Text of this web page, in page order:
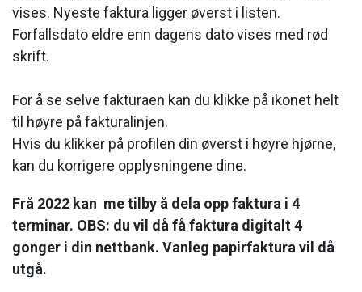
vises. Nyeste faktura ligger øverst i listen.
Forfallsdato eldre enn dagens dato vises med rød
skrift.
For å se selve fakturaen kan du klikke på ikonet helt
til høyre på fakturalinjen.
Hvis du klikker på profilen din øverst i høyre hjørne,
kan du korrigere opplysningene dine.
Frå 2022 kan me tilby å dela opp faktura i 4
terminar. OBS: du vil då få faktura digitalt 4
gonger i din nettbank. Vanleg papirfaktura vil då
utgå.